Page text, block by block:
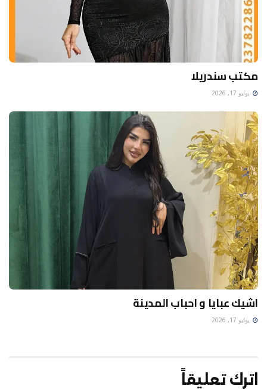
مكتب سندريلا
يوليو 17, 2026
اشيك عبايا و احباب المدينة
يوليو 17, 2026
اترك تعليقاً